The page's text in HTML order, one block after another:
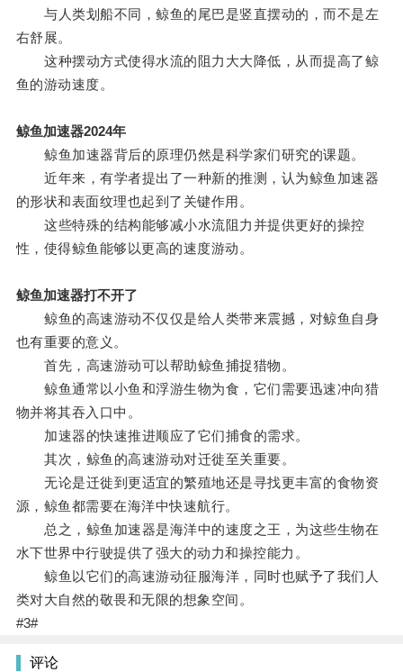
与人类划船不同，鲸鱼的尾巴是竖直摆动的，而不是左
右舒展。
这种摆动方式使得水流的阻力大大降低，从而提高了鲸
鱼的游动速度。
鲸鱼加速器2024年
鲸鱼加速器背后的原理仍然是科学家们研究的课题。
近年来，有学者提出了一种新的推测，认为鲸鱼加速器
的形状和表面纹理也起到了关键作用。
这些特殊的结构能够减小水流阻力并提供更好的操控
性，使得鲸鱼能够以更高的速度游动。
鲸鱼加速器打不开了
鲸鱼的高速游动不仅仅是给人类带来震撼，对鲸鱼自身
也有重要的意义。
首先，高速游动可以帮助鲸鱼捕捉猎物。
鲸鱼通常以小鱼和浮游生物为食，它们需要迅速冲向猎
物并将其吞入口中。
加速器的快速推进顺应了它们捕食的需求。
其次，鲸鱼的高速游动对迁徙至关重要。
无论是迁徙到更适宜的繁殖地还是寻找更丰富的食物资
源，鲸鱼都需要在海洋中快速航行。
总之，鲸鱼加速器是海洋中的速度之王，为这些生物在
水下世界中行驶提供了强大的动力和操控能力。
鲸鱼以它们的高速游动征服海洋，同时也赋予了我们人
类对大自然的敬畏和无限的想象空间。
#3#
评论